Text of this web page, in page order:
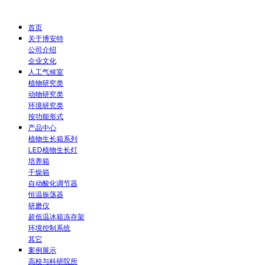
首页
关于博安特
公司介绍
企业文化
人工气候室
植物研究类
动物研究类
环境研究类
按功能形式
产品中心
植物生长箱系列
LED植物生长灯
培养箱
干燥箱
自动酸化调节器
恒温振荡器
研磨仪
超低温冰箱冻存架
环境控制系统
其它
案例展示
高校与科研院所